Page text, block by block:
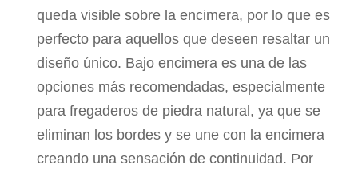
queda visible sobre la encimera, por lo que es
perfecto para aquellos que deseen resaltar un
diseño único. Bajo encimera es una de las
opciones más recomendadas, especialmente
para fregaderos de piedra natural, ya que se
eliminan los bordes y se une con la encimera
creando una sensación de continuidad. Por